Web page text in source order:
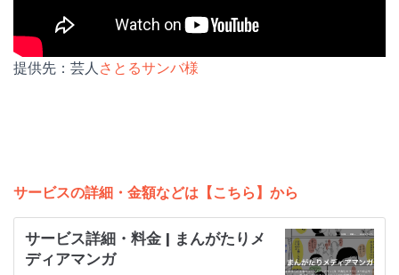
提供先：芸人 さとるサンバ様
サービスの詳細・金額などは【こちら】から
サービス詳細・料金 | まんがたりメ
ディアマンガ